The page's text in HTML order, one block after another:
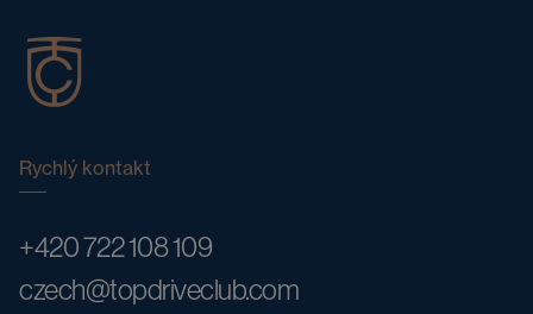
Rychlý kontakt
+420 722 108 109
czech@topdriveclub.com